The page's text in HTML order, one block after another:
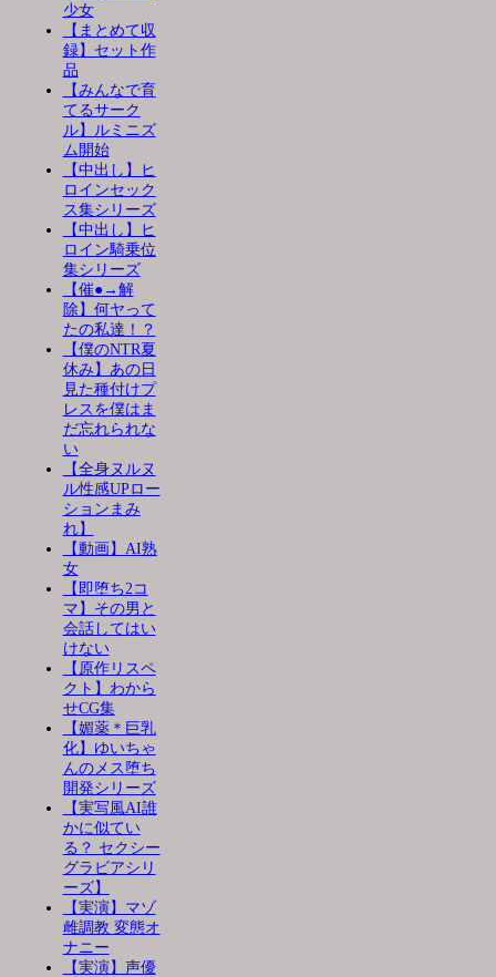
少女
【まとめて収
録】セット作
品
【みんなで育
てるサーク
ル】ルミニズ
ム開始
【中出し】ヒ
ロインセック
ス集シリーズ
【中出し】ヒ
ロイン騎乗位
集シリーズ
【催●→解
除】何ヤって
たの私達！？
【僕のNTR夏
休み】あの日
見た種付けプ
レスを僕はま
だ忘れられな
い
【全身ヌルヌ
ル性感UPロー
ションまみ
れ】
【動画】AI熟
女
【即堕ち2コ
マ】その男と
会話してはい
けない
【原作リスペ
クト】わから
せCG集
【媚薬＊巨乳
化】ゆいちゃ
んのメス堕ち
開発シリーズ
【実写風AI誰
かに似てい
る？ セクシー
グラビアシリ
ーズ】
【実演】マゾ
雌調教 変態オ
ナニー
【実演】声優